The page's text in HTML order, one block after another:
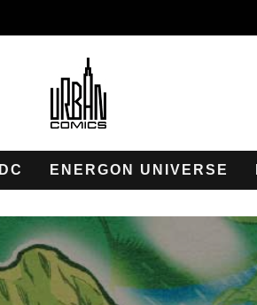
DC ENERGON UNIVERSE